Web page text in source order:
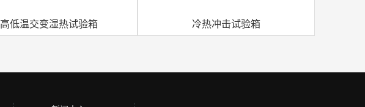
高低温交变湿热试验箱 冷热冲击试验箱